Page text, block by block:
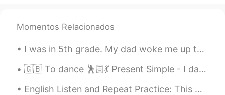
Momentos Relacionados
I was in 5th grade. My dad woke me up to get ready to go to school. He always watched the news in...
🇬🇧 To dance 🕺🏻💃 Present Simple - I dance Present Continuous - I am dancing Present Perfect - I h...
English Listen and Repeat Practice: This morning we are having our first snow fall in the fall. ...